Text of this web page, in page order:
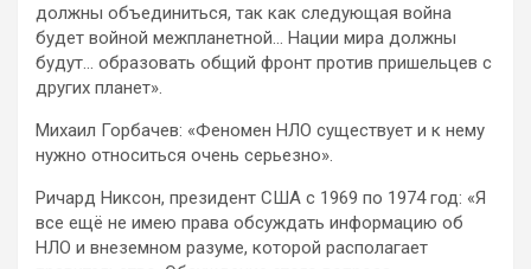
должны объединиться, так как следующая война
будет войной межпланетной… Нации мира должны
будут… образовать общий фронт против пришельцев с
других планет».
Михаил Горбачев: «Феномен НЛО существует и к нему
нужно относиться очень серьезно».
Ричард Никсон, президент США с 1969 по 1974 год: «Я
все ещё не имею права обсуждать информацию об
НЛО и внеземном разуме, которой располагает